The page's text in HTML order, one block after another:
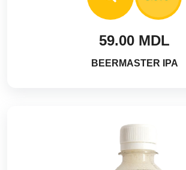
59.00 MDL
BEERMASTER IPA